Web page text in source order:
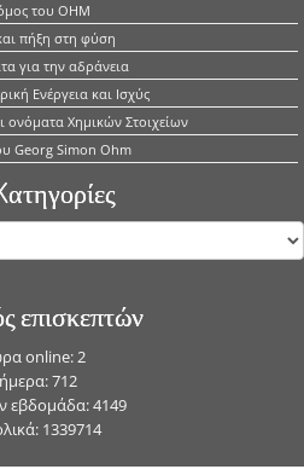
του OHM
πήξη στη φύση
για την αδράνεια
Ενέργεια και Ισχύς
ονόματα Χημικών Στοιχείων
Georg Simon Ohm
επισκεπτών
online: 2
712
εβδομάδα: 4149
1339714